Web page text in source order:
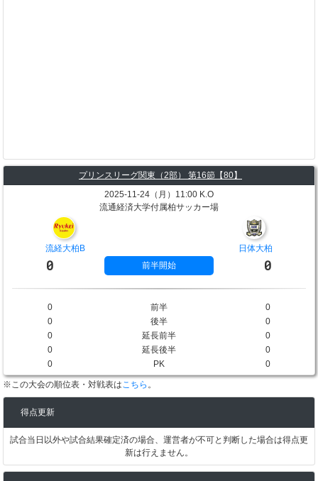
プリンスリーグ関東（2部） 第16節【80】
2025-11-24（月）11:00 K.O
流通経済大学付属柏サッカー場
流経大柏B 日体大柏
0 前半開始 0
0 前半
0
0
後半
0
0
延長前半
0
0
延長後半
0
0
PK 0
※この大会の順位表・対戦表はこちら 。
得点更新
試合当日以外や試合結果確定済の場合、運営者が不可と判断した場合は得点更
新は行えません。